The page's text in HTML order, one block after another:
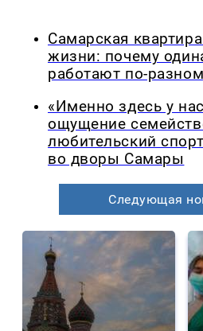
Самарская
жизни: почему
работают по-
«Именно здесь у
ощущение
любительский
во дворы Самары
Следующая